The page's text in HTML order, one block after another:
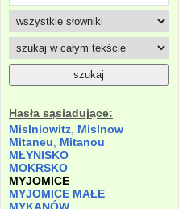
Hasła sąsiadujące:
Mislniowitz Mislnow
Mitaneu
Mitanou
MŁYNISKO
MOKRSKO
MYJOMICE
MYJOMICE MAŁE